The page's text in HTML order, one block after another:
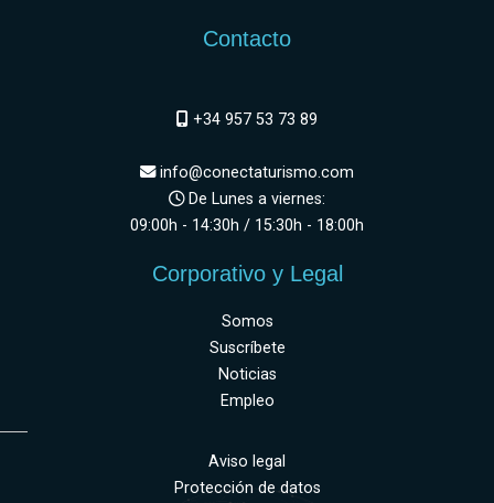
Contacto
+34 957 53 73 89
info@conectaturismo.com
De Lunes a viernes:
09:00h - 14:30h / 15:30h - 18:00h
Corporativo y Legal
Somos
Suscríbete
Noticias
Empleo
Aviso legal
Protección de datos